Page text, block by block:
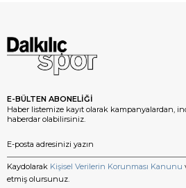
E-BÜLTEN ABONELİĞİ
Haber listemize kayıt olarak kampanyalardan,
haberdar olabilirsiniz.
Kaydolarak Kişisel Verilerin Korunması Kanunu
etmiş olursunuz.